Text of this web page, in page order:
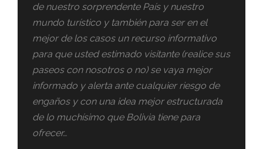
de nuestro sorprendente País y nuestro
mundo turístico y también para ser en el
mejor de los casos un recurso informativo
para que usted estimado visitante (realice sus
paseos con nosotros o no) se vaya mejor
informado y alerta ante cualquier riesgo de
engaños y con una idea mejor estructurada
de lo muchísimo que Bolivia tiene para
ofrecer…